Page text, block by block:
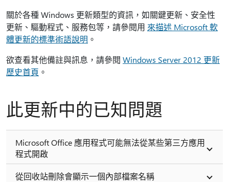
關於各種 Windows 更新類型的資訊，如關鍵更新、安全性
更新、驅動程式、服務包等，請參閱用 來描述 Microsoft 軟
體更新的標準術語說明 。
欲查看其他備註與訊息，請參閱 Windows Server 2012 更新
歷史首頁 。
此更新中的已知問題
Microsoft Office 應用程式可能無法從某些第三方應用
程式開啟
從回收站刪除會顯示一個內部檔案名稱